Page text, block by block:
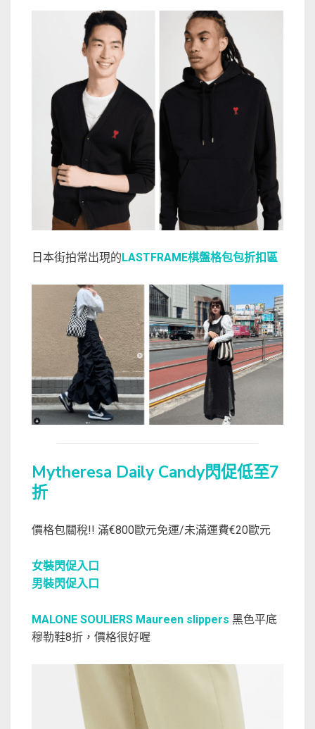
日本街拍常出現的LASTFRAME棋盤格包包折扣區
Mytheresa Daily Candy閃促低至7
折
價格包關稅!! 滿€800歐元免運/未滿運費€20歐元
女裝閃促入口
男裝閃促入口
MALONE SOULIERS Maureen slippers 黑色平底
穆勒鞋8折，價格很好喔